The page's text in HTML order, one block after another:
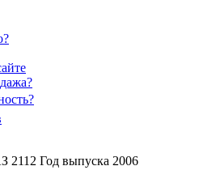
2112 Год выпуска 2006